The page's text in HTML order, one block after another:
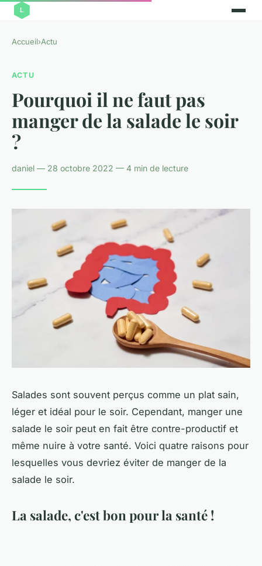
Accueil›Actu
ACTU
Pourquoi il ne faut pas
manger de la salade le soir
?
daniel — 28 octobre 2022 — 4 min de lecture
Salades sont souvent perçus comme un plat sain,
léger et idéal pour le soir. Cependant, manger une
salade le soir peut en fait être contre-productif et
même nuire à votre santé. Voici quatre raisons pour
lesquelles vous devriez éviter de manger de la
salade le soir.
La salade, c'est bon pour la santé !